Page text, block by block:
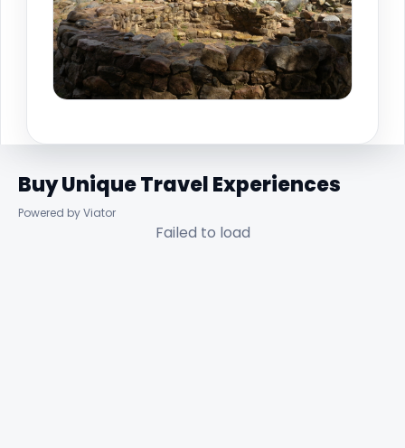
Buy Unique Travel Experiences
Powered by Viator
Failed to load